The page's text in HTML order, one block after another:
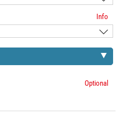
Info
Optional